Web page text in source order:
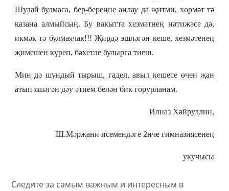
Шулай булмаса, бер-береңне аңлау да җитми, хөрмәт тә
казана алмыйсың. Бу вакытта хезмәтнең нәтиҗәсе дә,
икмәк тә булмаячак!!! Җирдә эшләгән кеше, хезмәтенең
җимешен күреп, бәхетле булырга тиеш.
Мин дә шундый тырыш, гадел, авыл кешесе өчен җан
атып яшәгән дәу әтием белән бик горурланам.
Илназ Хәйруллин,
Ш.Мәрҗани исемендәге 2нче гимназиясенең
укучысы
Следите за самым важным и интересным в